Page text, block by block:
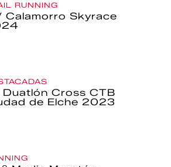
RUNNING
Calamorro Skyrace
Duatlón Cross CTB
de Elche 2023